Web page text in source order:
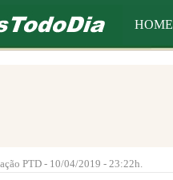
HOME
PTD - 10/04/2019 - 23:22h.